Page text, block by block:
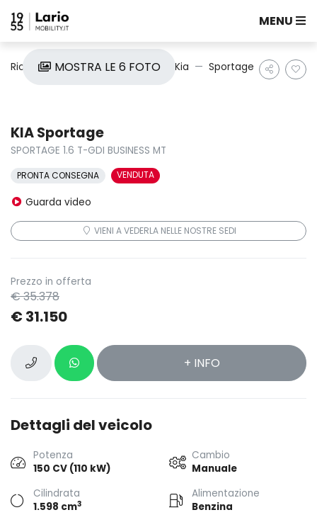
MENU
Ricerca auto Nuove e Km0 Kia Sportage
MOSTRA LE 6 FOTO
KIA Sportage
SPORTAGE 1.6 T-GDI BUSINESS MT
PRONTA CONSEGNA VENDUTA
Guarda video
VIENI A VEDERLA NELLE NOSTRE SEDI
Prezzo in offerta
€ 35.378
€ 31.150
+ INFO
Dettagli del veicolo
Potenza
150 CV (110 kW)
Cambio
Manuale
Cilindrata
1.598 cm3
Alimentazione
Benzina